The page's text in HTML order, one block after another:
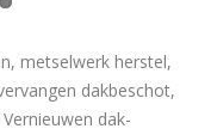
metselwerk herstel,
dakbeschot,
dak-